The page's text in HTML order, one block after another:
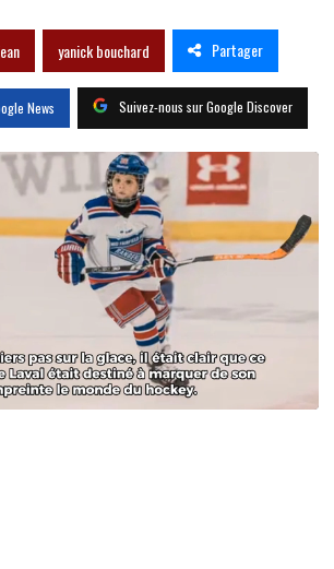
yanick bouchard Partager
News Suivez-nous sur Google Discover